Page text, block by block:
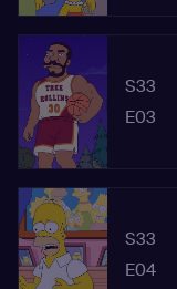
S33
E03
S33
E04